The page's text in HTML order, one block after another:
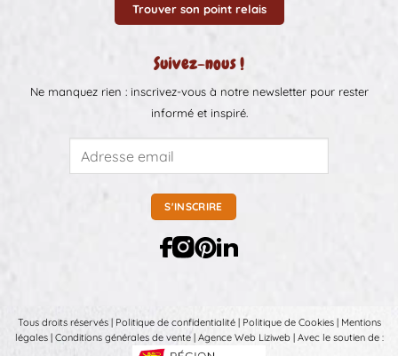
Trouver son point relais
Suivez-nous !
Ne manquez rien : inscrivez-vous à notre newsletter pour rester
informé et inspiré.
Tous droits réservés | Politique de confidentialité| Politique de Cookies| Mentions
légales| Conditions générales de vente| Agence Web Liziweb | Avec le soutien de :